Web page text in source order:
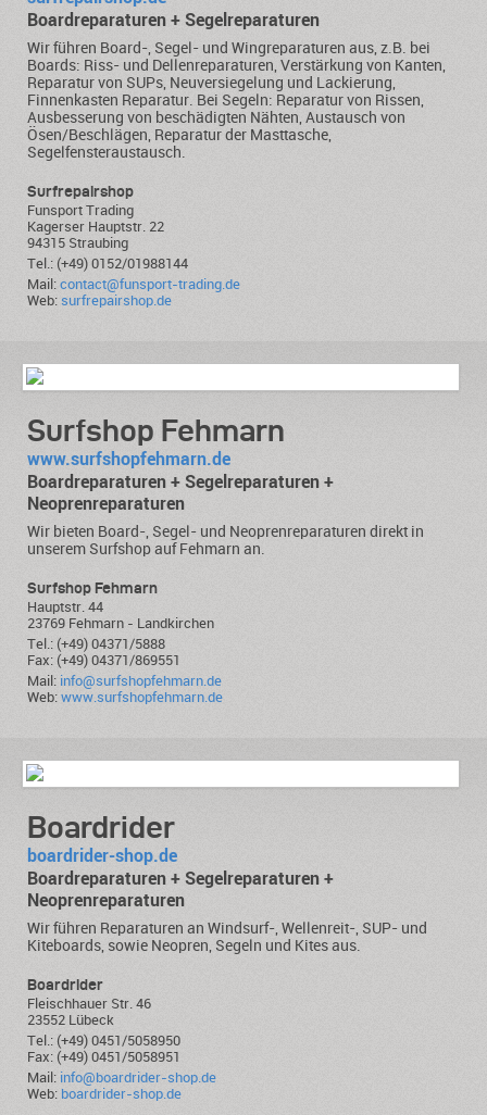
Boardreparaturen + Segelreparaturen
Wir führen Board-, Segel- und Wingreparaturen aus, z.B. bei
Boards: Riss- und Dellenreparaturen, Verstärkung von Kanten,
Reparatur von SUPs, Neuversiegelung und Lackierung,
Finnenkasten Reparatur. Bei Segeln: Reparatur von Rissen,
Ausbesserung von beschädigten Nähten, Austausch von
Ösen/Beschlägen, Reparatur der Masttasche,
Segelfensteraustausch.
Surfrepairshop
Funsport Trading
Kagerser Hauptstr. 22
94315 Straubing
Tel.: (+49) 0152/01988144
Mail: contact@funsport-trading.de
Web: surfrepairshop.de
Surfshop Fehmarn
www.surfshopfehmarn.de
Boardreparaturen + Segelreparaturen +
Neoprenreparaturen
Wir bieten Board-, Segel- und Neoprenreparaturen direkt in
unserem Surfshop auf Fehmarn an.
Surfshop Fehmarn
Hauptstr. 44
23769 Fehmarn - Landkirchen
Tel.: (+49) 04371/5888
Fax: (+49) 04371/869551
Mail: info@surfshopfehmarn.de
Web: www.surfshopfehmarn.de
Boardrider
boardrider-shop.de
Boardreparaturen + Segelreparaturen +
Neoprenreparaturen
Wir führen Reparaturen an Windsurf-, Wellenreit-, SUP- und
Kiteboards, sowie Neopren, Segeln und Kites aus.
Boardrider
Fleischhauer Str. 46
23552 Lübeck
Tel.: (+49) 0451/5058950
Fax: (+49) 0451/5058951
Mail: info@boardrider-shop.de
Web: boardrider-shop.de